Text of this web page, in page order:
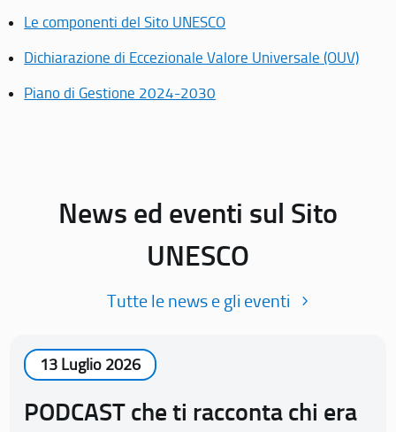
Le componenti del Sito UNESCO
Dichiarazione di Eccezionale Valore Universale (OUV)
Piano di Gestione 2024-2030
News ed eventi sul Sito
UNESCO
Tutte le news e gli eventi
13 Luglio 2026
PODCAST che ti racconta chi era